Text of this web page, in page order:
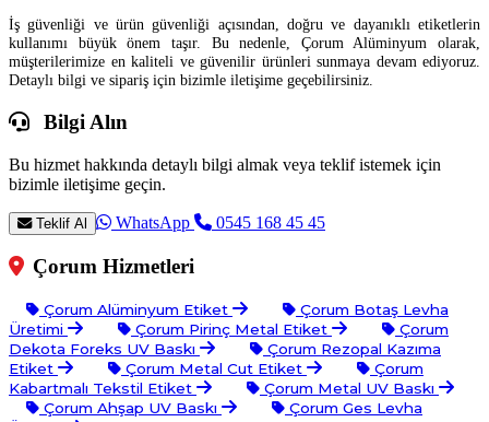
İş güvenliği ve ürün güvenliği açısından, doğru ve dayanıklı etiketlerin
kullanımı büyük önem taşır. Bu nedenle, Çorum Alüminyum olarak,
müşterilerimize en kaliteli ve güvenilir ürünleri sunmaya devam ediyoruz.
Detaylı bilgi ve sipariş için bizimle iletişime geçebilirsiniz.
Bilgi Alın
Bu hizmet hakkında detaylı bilgi almak veya teklif istemek için
bizimle iletişime geçin.
Teklif Al WhatsApp 0545 168 45 45
Çorum Hizmetleri
Çorum Alüminyum Etiket
Çorum Botaş Levha
Üretimi
Çorum Pirinç Metal Etiket
Çorum
Dekota Foreks UV Baskı
Çorum Rezopal Kazıma
Etiket
Çorum Metal Cut Etiket
Çorum
Kabartmalı Tekstil Etiket
Çorum Metal UV Baskı
Çorum Ahşap UV Baskı
Çorum Ges Levha